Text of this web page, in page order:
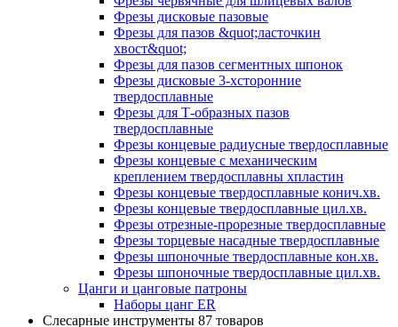
Фрезы дисковые пазовые
Фрезы для пазов &quot;ласточкин
хвост&quot;
Фрезы для пазов сегментных шпонок
Фрезы дисковые 3-хсторонние
твердосплавные
Фрезы для Т-образных пазов
твердосплавные
Фрезы концевые радиусные твердосплавные
Фрезы концевые с механическим
креплением твердосплавны хпластин
Фрезы концевые твердосплавные конич.хв.
Фрезы концевые твердосплавные цил.хв.
Фрезы отрезные-прорезные твердосплавные
Фрезы торцевые насадные твердосплавные
Фрезы шпоночные твердосплавные кон.хв.
Фрезы шпоночные твердосплавные цил.хв.
Цанги и цанговые патроны
Наборы цанг ER
Слесарные инструменты 87 товаров